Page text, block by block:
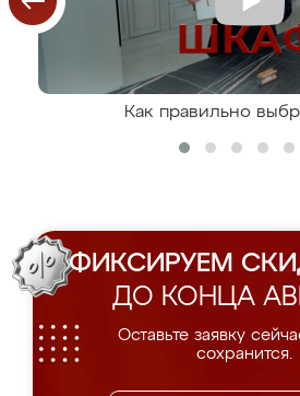
Как правильно
ФИКСИРУЕМ
ДО КОНЦА
Оставьте заявку
сохранится.